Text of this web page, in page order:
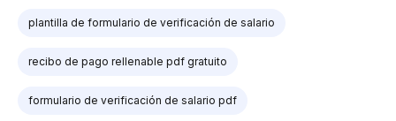
plantilla de formulario de verificación de salario
recibo de pago rellenable pdf gratuito
formulario de verificación de salario pdf